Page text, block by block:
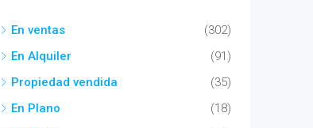
En ventas
(302)
En Alquiler
(91)
Propiedad vendida
(35)
En Plano
(18)